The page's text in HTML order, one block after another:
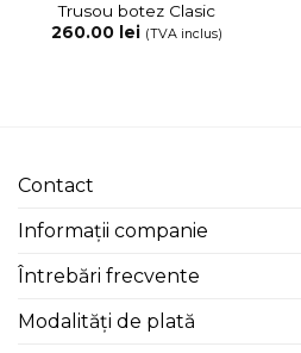
Trusou botez Clasic
260.00
lei (TVA inclus)
Contact
Informații companie
Întrebări frecvente
Modalități de plată